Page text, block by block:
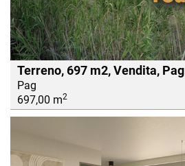
Terreno, 697 m2, Vendita, Pag
Pag
697,00 m2